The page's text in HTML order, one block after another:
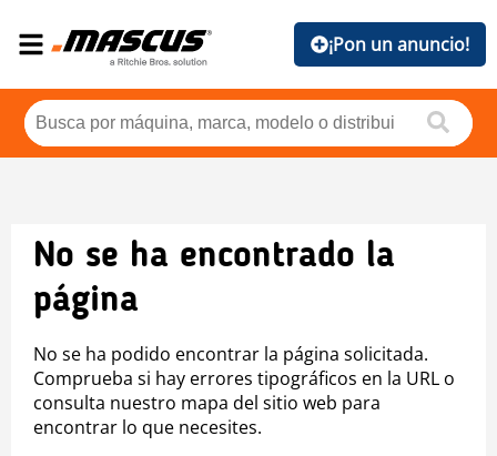
¡Pon un anuncio!
No se ha encontrado la
página
No se ha podido encontrar la página solicitada.
Comprueba si hay errores tipográficos en la URL o
consulta nuestro mapa del sitio web para
encontrar lo que necesites.